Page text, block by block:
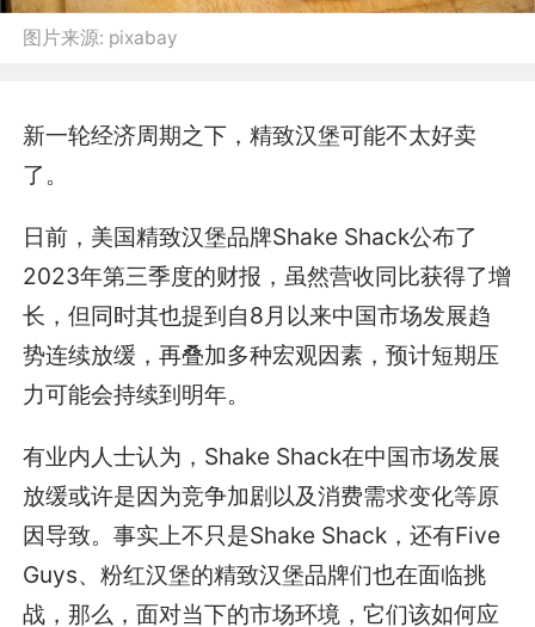
图片来源: pixabay
新一轮经济周期之下，精致汉堡可能不太好卖
了。
日前，美国精致汉堡品牌Shake Shack公布了
2023年第三季度的财报，虽然营收同比获得了增
长，但同时其也提到自8月以来中国市场发展趋
势连续放缓，再叠加多种宏观因素，预计短期压
力可能会持续到明年。
有业内人士认为，Shake Shack在中国市场发展
放缓或许是因为竞争加剧以及消费需求变化等原
因导致。事实上不只是Shake Shack，还有Five
Guys、粉红汉堡的精致汉堡品牌们也在面临挑
战，那么，面对当下的市场环境，它们该如何应